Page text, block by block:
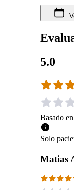
5.0
Basado en
Solo
Matias